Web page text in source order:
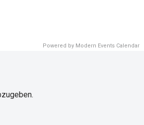
Powered by Modern Events Calendar